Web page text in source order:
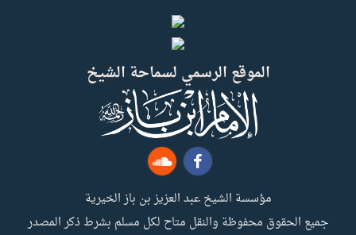
الموقع الرسمي لسماحة الشيخ
مؤسسة الشيخ عبد العزيز بن باز الخيرية
جميع الحقوق محفوظة والنقل متاح لكل مسلم بشرط ذكر المصدر